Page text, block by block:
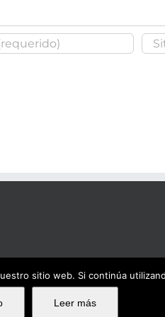
sitio web. Si continúa
Leer más